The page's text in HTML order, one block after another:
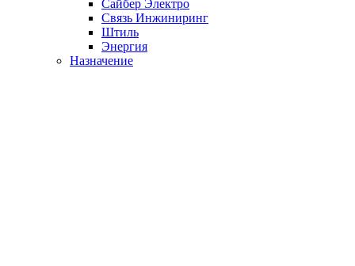
Сайбер Электро
Связь Инжиниринг
Штиль
Энергия
Назначение